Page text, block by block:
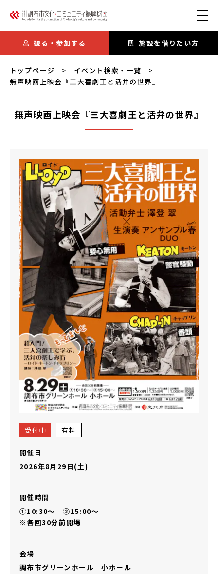
観る・参加する 施設を借りたい方
トップページ
イベント検索・一覧
無声映画上映会『三大喜劇王と活弁の世界』
無声映画上映会『三大喜劇王と活弁の世界』
無声映画上映会『三大喜劇王と活弁の世界』概要
受付中 有料
開催日
2026年8月29日(土)
開催時間
①10:30～ ②15:00～
※各回30分前開場
会場
調布市グリーンホール 小ホール
無声映画上映会『三大喜劇王と活弁の世界』を閲覧中